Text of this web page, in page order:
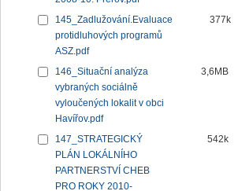
145_Zadlužování.Evaluace
protidluhových programů
ASZ.pdf
377k
146_Situační analýza
vybraných sociálně
vyloučených lokalit v obci
Havířov.pdf
3,6MB
147_STRATEGICKÝ
PLÁN LOKÁLNÍHO
PARTNERSTVÍ CHEB
PRO ROKY 2010-
542k